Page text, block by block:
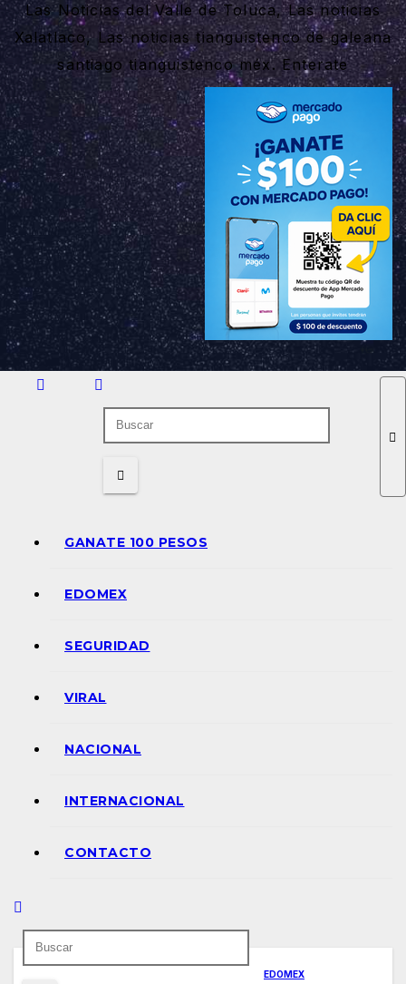
Las Noticias del Valle de Toluca, Las noticias
Xalatlaco, Las noticias tianguistenco de galeana
santiago tianguistenco méx. Enterate
GANATE 100 PESOS
EDOMEX
SEGURIDAD
VIRAL
NACIONAL
INTERNACIONAL
CONTACTO
EDOMEX